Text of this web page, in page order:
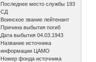
Последнее место службы 193
СД
Воинское звание лейтенант
Причина выбытия погиб
Дата выбытия 04.03.1943
Название источника
информации ЦАМО
Номер фонда источника